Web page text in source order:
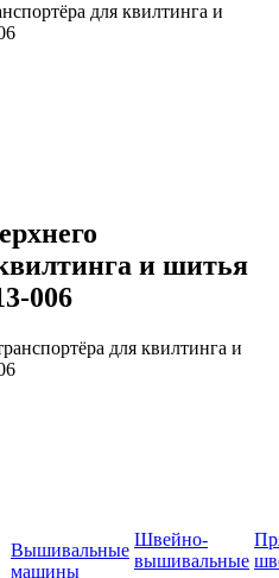
для квилтинга и
и шитья
006
Вышивальные
машины
Швейно-
вышивальные